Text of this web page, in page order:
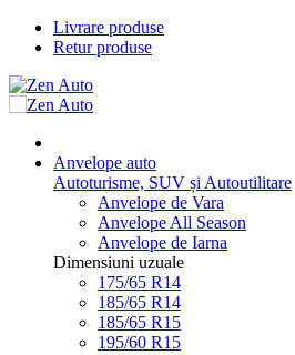
Livrare produse
Retur produse
Anvelope auto
Autoturisme, SUV și Autoutilitare
Anvelope de Vara
Anvelope All Season
Anvelope de Iarna
Dimensiuni uzuale
175/65 R14
185/65 R14
185/65 R15
195/60 R15